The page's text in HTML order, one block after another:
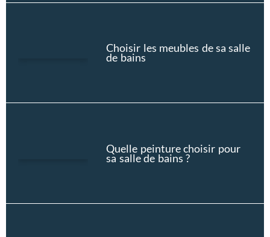
Choisir les meubles de sa salle
de bains
Quelle peinture choisir pour
sa salle de bains ?